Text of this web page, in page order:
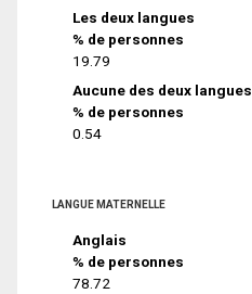
Les deux langues
% de personnes
19.79
Aucune des deux langues
% de personnes
0.54
LANGUE MATERNELLE
Anglais
% de personnes
78.72